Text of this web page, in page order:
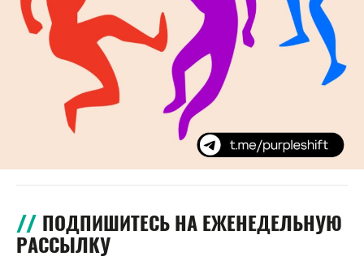
ПОДПИШИТЕСЬ НА ЕЖЕНЕДЕЛЬНУЮ
РАССЫЛКУ